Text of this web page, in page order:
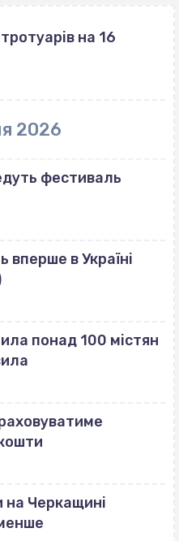
на 16
2026
фестиваль
вперше в Україні
понад 100 містян
на Черкащині